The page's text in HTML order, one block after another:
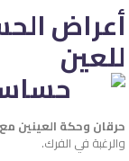
أعراض
للعين
حرقان وحكة العينين
والرغبة في الفرك.